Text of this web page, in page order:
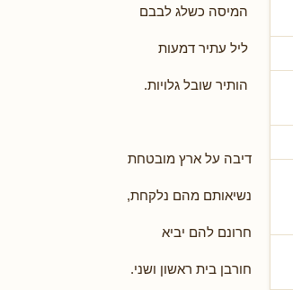
המיסה כשלג לבבם
ליל עתיר דמעות
הותיר שובל גלויות.
דיבה על ארץ מובטחת
נשיאותם מהם נלקחת,
חרונם להם יביא
חורבן בית ראשון ושני.